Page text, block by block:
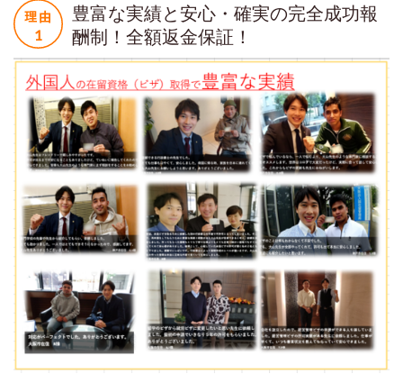
豊富な実績と安心・確実の完全成功報
酬制！全額返金保証！